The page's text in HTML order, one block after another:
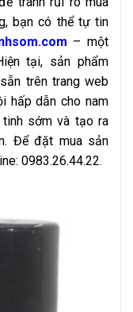
bạn có thể tự tin
– một
tại, sản phẩm
trên trang web
hấp dẫn cho nam
sớm và tạo ra
Để đặt mua sản
0983.26.44.22.